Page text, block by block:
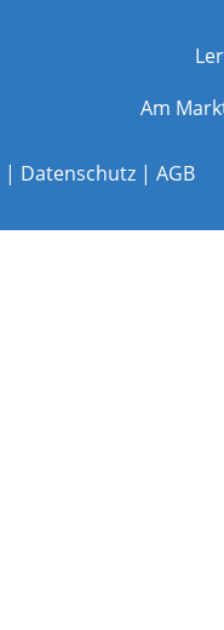
Am
| Datenschutz |AGB